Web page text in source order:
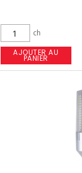
ch
AJOUTER AU
PANIER